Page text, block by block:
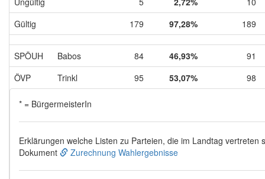
Gültig
179 97,28% 189
SPÖUH Babos 84 46,93%
91
ÖVP
Trinkl 95 53,07% 98
* = BürgermeisterIn
Erklärungen welche Listen zu Parteien, die im Landtag vertreten
Dokument
Zurechnung Wahlergebnisse